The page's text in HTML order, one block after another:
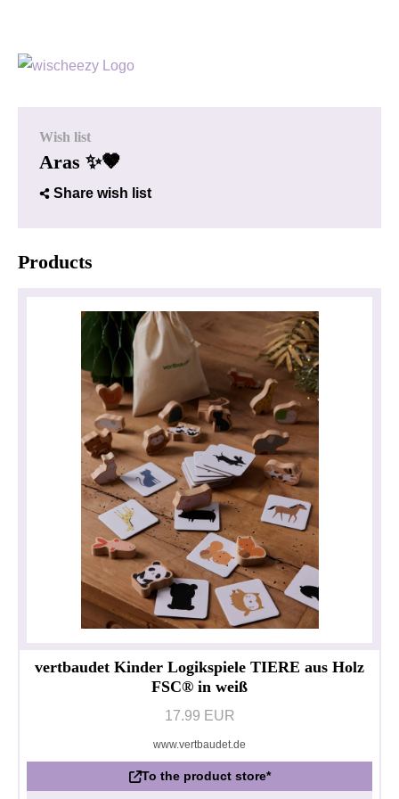
Wish list
Aras ✨🤎
Share wish list
Products
vertbaudet Kinder Logikspiele TIERE aus Holz
FSC® in weiß
17.99 EUR
www.vertbaudet.de
To the product store*
Privacy policyImpressum